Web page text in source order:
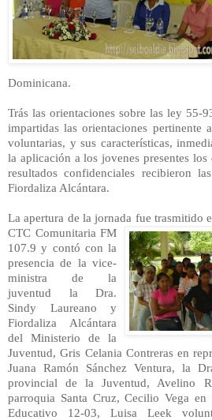
Dominicana.
Trás las orientaciones sobre las ley 55-
impartidas las orientaciones pertinente
voluntarias, y sus características,
la aplicación a los jovenes presentes
resultados confidenciales recibieron
Fiordaliza Alcántara.
La apertura de la jornada fue trasmitido
CTC Comunitaria FM
107.9 y contó con la
presencia de la vice-
ministra de la
juventud la Dra.
Sindy Laureano y
Fiordaliza Alcántara
del Ministerio de la
Juventud, Gris Celania Contreras en
Juana Ramón Sánchez Ventura, la
provincial de la Juventud, Avelino
parroquia Santa Cruz, Cecilio Vega en
Educativo 12-03, Luisa Leek